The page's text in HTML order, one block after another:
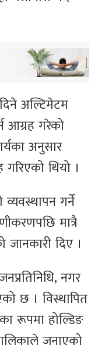
अल्टिमेटम
आग्रह गरेको
अनुसार
थियो ।
गर्ने
मात्रै
जानकारी दिए ।
नगर
छ । विस्थापित
रूपमा होल्डिङ
जनाएको